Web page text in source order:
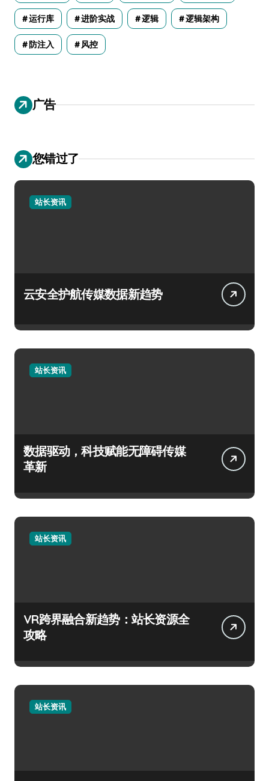
运行库 进阶实战 逻辑 逻辑架构
防注入 风控
广告
您错过了
站长资讯
云安全护航传媒数据新趋势
站长资讯
数据驱动，科技赋能无障碍传媒
革新
站长资讯
VR跨界融合新趋势：站长资源全
攻略
站长资讯